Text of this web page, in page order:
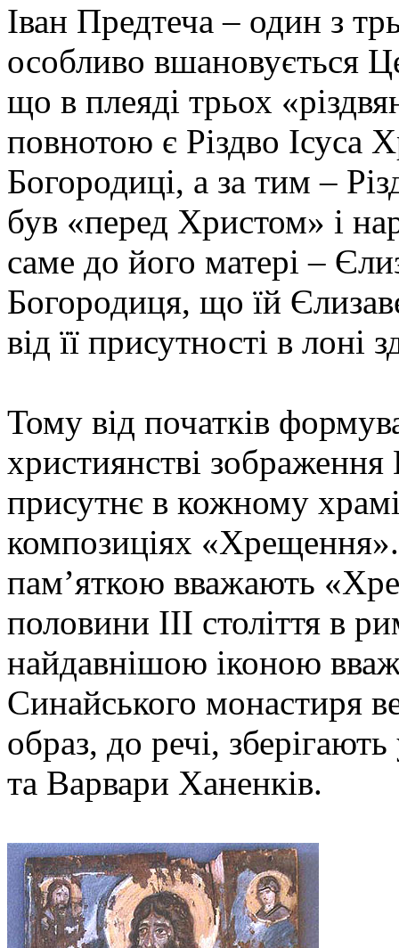
Іван Предтеча – один з
особливо вшановується
що в плеяді трьох
повнотою є Різдво Ісуса
Богородиці, а за тим –
був «перед Христом» і
саме до його матері –
Богородиця, що їй
від її присутності в лоні
Тому від початків
християнстві зображення
присутнє в кожному
композиціях
пам’яткою вважають
половини ІІІ століття в
найдавнішою іконою
Синайського монастиря
образ, до речі,
та Варвари Ханенків.